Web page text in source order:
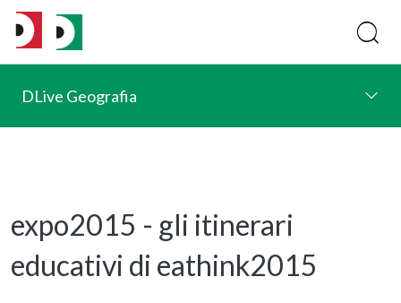
DLive Geografia
expo2015 - gli itinerari
educativi di eathink2015